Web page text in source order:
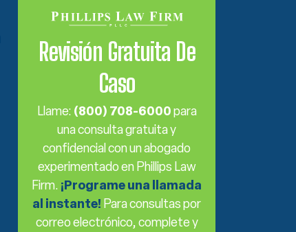
Revisión Gratuita De
Caso
Llame: (800) 708-6000para
una consulta gratuita y
confidencial con un abogado
experimentado en Phillips Law
Firm. ¡Programe una llamada
al instante! Para consultas por
correo electrónico, complete y